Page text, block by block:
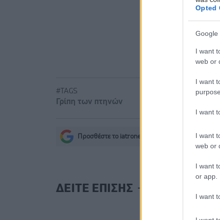
Opted
Google
I want
web or
I want
I want
I want
web or
I want
or app.
I want
Φρούτα,
#TAGS
Γρίπη των πτηνών
Προσθέστε το iatronet.gr στο Discover
ΔΕΙΤΕ ΕΠΙΣΗΣ